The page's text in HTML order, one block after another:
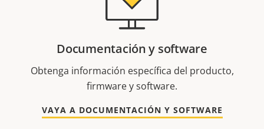
Documentación y software
Obtenga información específica del producto,
firmware y software.
VAYA A DOCUMENTACIÓN Y SOFTWARE